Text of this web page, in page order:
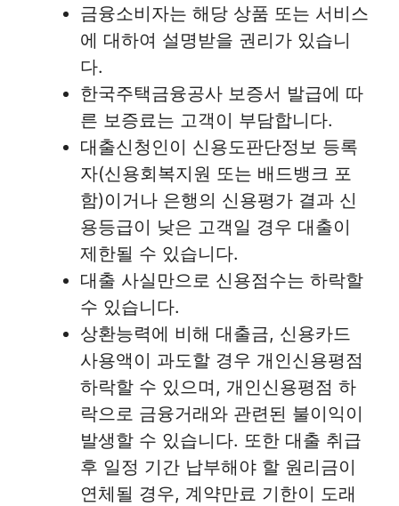
금융소비자는 해당 상품 또는 서비스
에 대하여 설명받을 권리가 있습니
다.
한국주택금융공사 보증서 발급에 따
른 보증료는 고객이 부담합니다.
대출신청인이 신용도판단정보 등록
자(신용회복지원 또는 배드뱅크 포
함)이거나 은행의 신용평가 결과 신
용등급이 낮은 고객일 경우 대출이
제한될 수 있습니다.
대출 사실만으로 신용점수는 하락할
수 있습니다.
상환능력에 비해 대출금, 신용카드
사용액이 과도할 경우 개인신용평점
하락할 수 있으며, 개인신용평점 하
락으로 금융거래와 관련된 불이익이
발생할 수 있습니다. 또한 대출 취급
후 일정 기간 납부해야 할 원리금이
연체될 경우, 계약만료 기한이 도래